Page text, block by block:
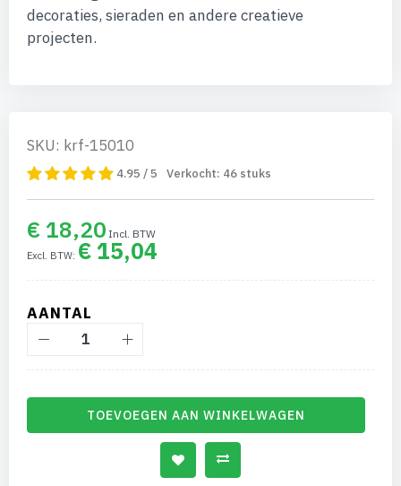
decoraties, sieraden en andere creatieve
projecten.
SKU: krf-15010
4.95 / 5 Verkocht: 46 stuks
€ 18,20
€ 15,04
AANTAL
TOEVOEGEN AAN WINKELWAGEN